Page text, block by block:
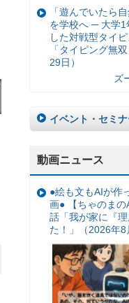
「遊んでいたら
を学校へ ─ 大学1
した対戦型タイ
「タイピング無
29日）
ズ
イベント・セミ
動画ニュース
●絵も文もAIが作
画● 【ちゃのま
話「我が家に『
た！」（2026年8